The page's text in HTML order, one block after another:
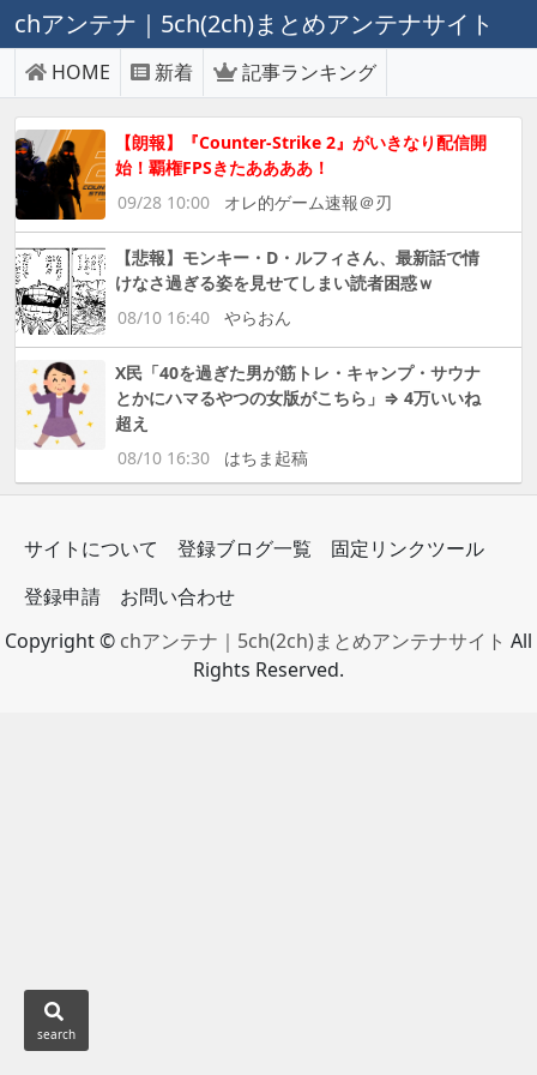
chアンテナ｜5ch(2ch)まとめアンテナサイト
HOME 新着 記事ランキング
【朗報】『Counter-Strike 2』がいきなり配信開
始！覇権FPSきたああああ！
09/28 10:00
オレ的ゲーム速報＠刃
【悲報】モンキー・D・ルフィさん、最新話で情
けなさ過ぎる姿を見せてしまい読者困惑ｗ
08/10 16:40
やらおん
X民「40を過ぎた男が筋トレ・キャンプ・サウナ
とかにハマるやつの女版がこちら」⇒ 4万いいね
超え
08/10 16:30
はちま起稿
サイトについて 登録ブログ一覧
固定リンクツール
登録申請
お問い合わせ
Copyright © chアンテナ｜5ch(2ch)まとめアンテナサイト All
Rights Reserved.
search